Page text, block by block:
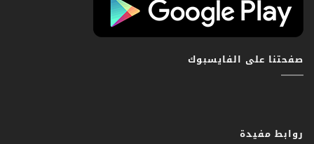
صفحتنا على الفايسبوك
روابط مفيدة